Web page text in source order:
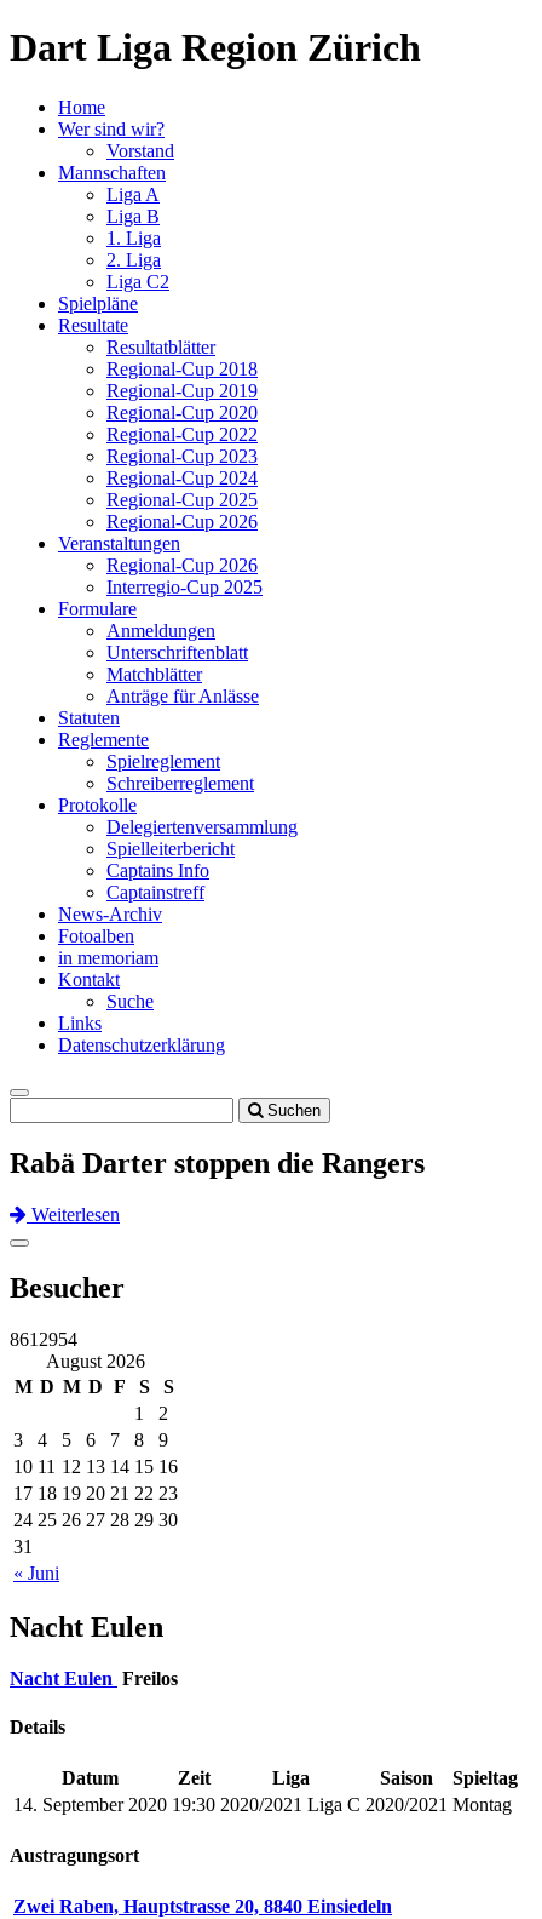
Dart Liga Region Zürich
Home
Wer sind wir?
Vorstand
Mannschaften
Liga A
Liga B
1. Liga
2. Liga
Liga C2
Spielpläne
Resultate
Resultatblätter
Regional-Cup 2018
Regional-Cup 2019
Regional-Cup 2020
Regional-Cup 2022
Regional-Cup 2023
Regional-Cup 2024
Regional-Cup 2025
Regional-Cup 2026
Veranstaltungen
Regional-Cup 2026
Interregio-Cup 2025
Formulare
Anmeldungen
Unterschriftenblatt
Matchblätter
Anträge für Anlässe
Statuten
Reglemente
Spielreglement
Schreiberreglement
Protokolle
Delegiertenversammlung
Spielleiterbericht
Captains Info
Captainstreff
News-Archiv
Fotoalben
in memoriam
Kontakt
Suche
Links
Datenschutzerklärung
Toggle
navigation
Suchen
Rabä Darter stoppen die Rangers
Weiterlesen
Previous
Next
Toggle
Besucher
8612954
August 2026
M D M D F S S
« Juni
1
2
3
4 5 6 7 8
9
10 11 12 13 14 15 16
17 18 19 20 21 22 23
24 25 26 27 28 29 30
31
Nacht Eulen
Nacht Eulen Freilos
Details
Datum Zeit Liga Saison
Spieltag
14. September 2020 19:30 2020/2021 Liga C 2020/2021 Montag
Austragungsort
Zwei Raben, Hauptstrasse 20, 8840 Einsiedeln